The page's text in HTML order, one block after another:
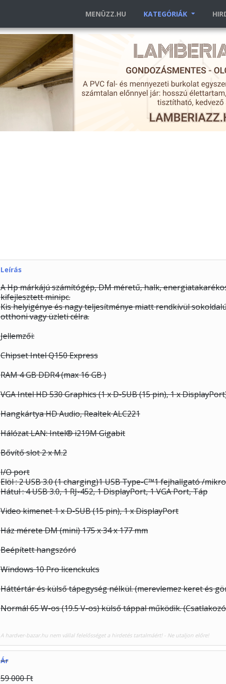
MENÜZZ.HU KATEGÓRIÁK
Leírás
A Hp márkájú számítógép, DM méretű, halk,
kifejlesztett minipc.
Kis helyigénye és nagy teljesítménye miatt rendkívül
otthoni vagy üzleti célra.
Jellemzői:
Chipset Intel Q150 Express
RAM 4 GB DDR4 (max 16 GB )
VGA Intel HD 530 Graphics (1 x D-SUB (15 pin), 1 x
Hangkártya HD Audio, Realtek ALC221
Hálózat LAN: Intel® i219M Gigabit
Bővítő slot 2 x M.2
I/O port
Elöl : 2 USB 3.0 (1 charging)1 USB Type-C™1 fejhallgató /
Hátul : 4 USB 3.0, 1 RJ-452, 1 DisplayPort, 1 VGA Port, Táp
Video kimenet 1 x D-SUB (15 pin), 1 x DisplayPort
Ház mérete DM (mini) 175 x 34 x 177 mm
Beépített hangszóró
Windows 10 Pro licenckulcs
Háttértár és külső tápegység nélkül. (merevlemez keret és
Normál 65 W-os (19.5 V-os) külső táppal működik.
A hardver-bazar.hu nem vállal felelősséget a hirdetés tartalmáért! - Ne utaljon előre!
Ár
59 000 Ft